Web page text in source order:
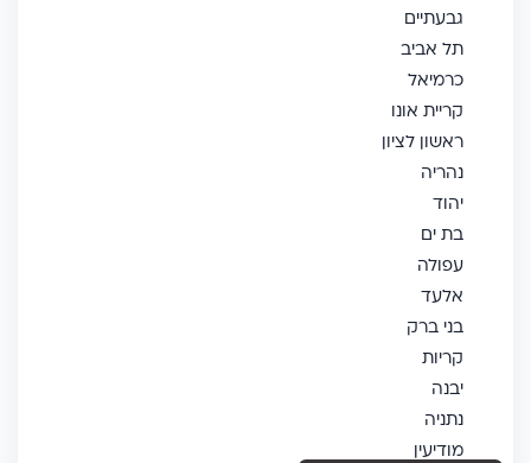
גבעתיים
תל אביב
כרמיאל
קריית אונו
ראשון לציון
נהריה
יהוד
בת ים
עפולה
אלעד
בני ברק
קריות
יבנה
נתניה
מודיעין